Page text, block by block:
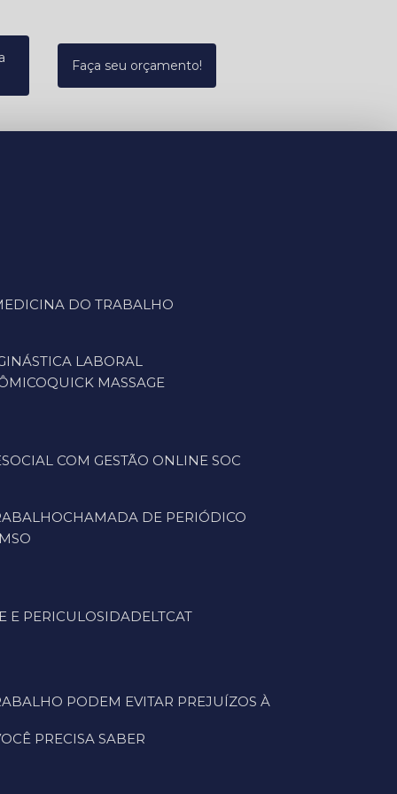
Faça seu orçamento!
DO TRABALHO
GINÁSTICA LABORAL
QUICK MASSAGE
ESOCIAL COM GESTÃO ONLINE SOC
CHAMADA DE PERIÓDICO
E PERICULOSIDADE LTCAT
PRECISA SABER